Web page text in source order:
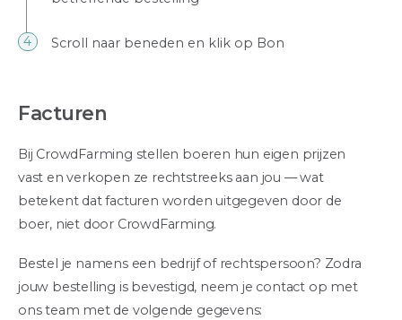
Scroll naar beneden en klik op Bon
Facturen
Bij CrowdFarming stellen boeren hun eigen prijzen
vast en verkopen ze rechtstreeks aan jou — wat
betekent dat facturen worden uitgegeven door de
boer, niet door CrowdFarming.
Bestel je namens een bedrijf of rechtspersoon? Zodra
jouw bestelling is bevestigd, neem je contact op met
ons team met de volgende gegevens: